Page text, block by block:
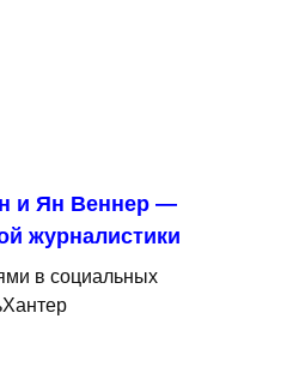
и Ян Веннер —
журналистики
в социальных